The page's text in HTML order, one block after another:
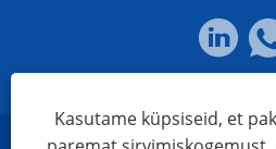
Kasutame küpsiseid, et